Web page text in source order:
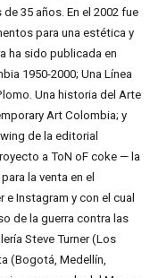
35 años. En el 2002 fue
para una estética y
ha sido publicada en
1950-2000; Una Línea
Una historia del Arte
Art Colombia; y
de la editorial
a ToN oF coke — la
la venta en el
Instagram y con el cual
de la guerra contra las
Steve Turner (Los
(Bogotá, Medellín,